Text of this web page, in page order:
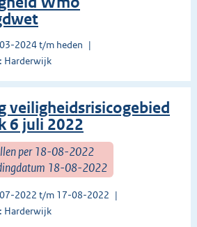
2024 t/m heden
Harderwijk
veiligheidsrisicogebied
6 juli 2022
per 18-08-2022
18-08-2022
2022 t/m 17-08-2022
Harderwijk